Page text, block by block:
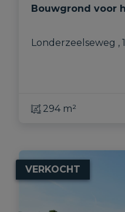
Bouwgrond voor
Londerzeelseweg ,
294 m²
VERKOCHT